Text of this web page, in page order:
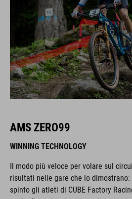
AMS ZERO99
WINNING TECHNOLOGY
Il modo più veloce per volare sul
risultati nelle gare che lo dimostrano:
spinto gli atleti di CUBE Factory